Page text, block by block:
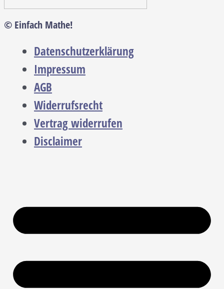
© Einfach Mathe!
Datenschutzerklärung
Impressum
AGB
Widerrufsrecht
Vertrag widerrufen
Disclaimer